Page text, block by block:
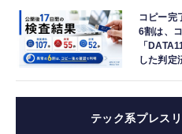
コピー完
6割は、
「
した判定
テック系プレス